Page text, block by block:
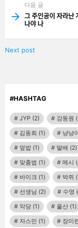
다음 글
그 주인공이
나야 나
Next post
#HASHTAG
JYP (2) 강동원
김동희 (1) 냥냥
덮밥 (1) 딸배 (2)
맞춤법 (1) 메시
바이크 (1) 박쥐
선생님 (2) 수영
악당 (1) 울산 (1)
자스민 (1) 장미